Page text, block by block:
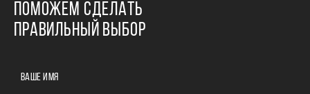
ПОМОЖЕМ СДЕЛАТЬ
ПРАВИЛЬНЫЙ ВЫБОР
ВАШЕ ИМЯ